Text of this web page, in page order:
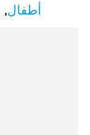
أطفال,